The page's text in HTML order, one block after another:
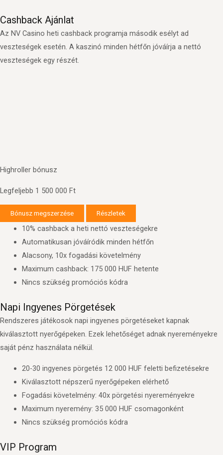
Cashback Ajánlat
Az NV Casino heti cashback programja második esélyt ad
veszteségek esetén. A kaszinó minden hétfőn jóváírja a nettó
veszteségek egy részét.
Highroller bónusz
Legfeljebb 1 500 000 Ft
Bónusz megszerzése Részletek
10% cashback a heti nettó veszteségekre
Automatikusan jóváíródik minden hétfőn
Alacsony, 10x fogadási követelmény
Maximum cashback: 175 000 HUF hetente
Nincs szükség promóciós kódra
Napi Ingyenes Pörgetések
Rendszeres játékosok napi ingyenes pörgetéseket kapnak
kiválasztott nyerőgépeken. Ezek lehetőséget adnak nyereményekre
saját pénz használata nélkül.
20-30 ingyenes pörgetés 12 000 HUF feletti befizetésekre
Kiválasztott népszerű nyerőgépeken elérhető
Fogadási követelmény: 40x pörgetési nyereményekre
Maximum nyeremény: 35 000 HUF csomagonként
Nincs szükség promóciós kódra
VIP Program